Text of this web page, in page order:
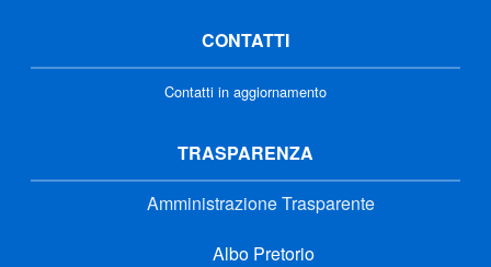
CONTATTI
Contatti in aggiornamento
TRASPARENZA
Amministrazione Trasparente
Albo Pretorio